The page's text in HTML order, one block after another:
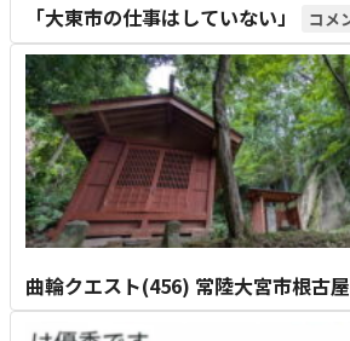
「大東市の仕事はしていない」
曲輪クエスト(456) 常陸大宮市根古屋